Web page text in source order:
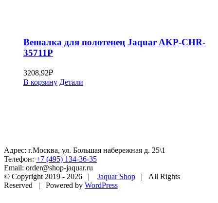
Вешалка для полотенец Jaquar AKP-CHR-
35711P
3208,92₽
В корзину Детали
Адрес: г.Москва, ул. Большая набережная д. 25\1
Телефон: +7 (495) 134-36-35
Email: order@shop-jaquar.ru
© Copyright 2019 - 2026 | Jaquar Shop | All Rights
Reserved | Powered by WordPress